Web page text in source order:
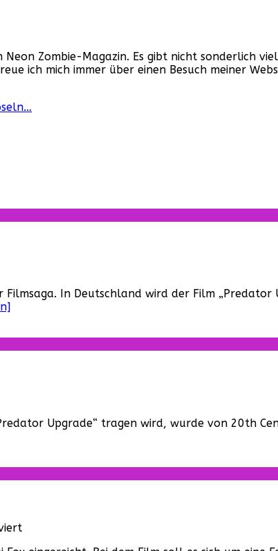
Zombie-Magazin. Es gibt nicht sonderlich
ich mich immer über einen Besuch meiner
In Deutschland wird der Film „Predator
Upgrade“ tragen wird, wurde von 20th
für